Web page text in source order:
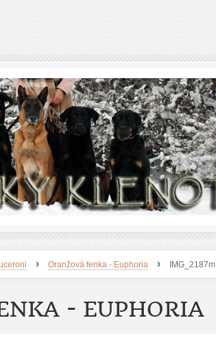
› Oranžová fenka - Euphoria › IMG_2187m
- EUPHORIA